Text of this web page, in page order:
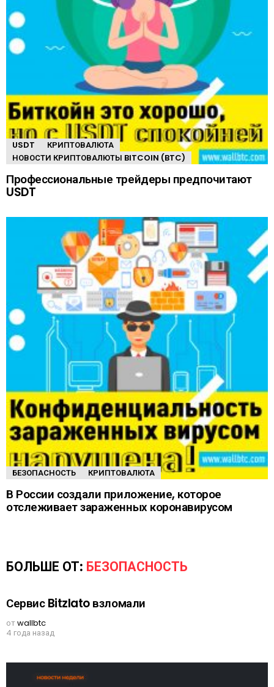
USDT
КРИПТОВАЛЮТА
НОВОСТИ КРИПТОВАЛЮТЫ BITCOIN (BTC)
Профессиональные трейдеры предпочитают
USDT
БЕЗОПАСНОСТЬ КРИПТОВАЛЮТА
В России создали приложение, которое
отслеживает зараженных коронавирусом
БОЛЬШЕ ОТ: БЕЗОПАСНОСТЬ
Сервис Bitzlato взломали
отwallbtc
4 года назад